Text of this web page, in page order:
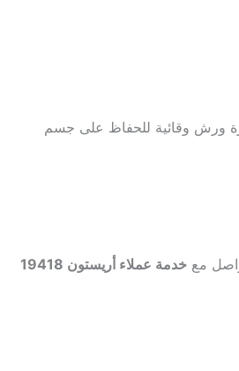
ورش وقائية للحفاظ على جسم
مع خدمة عملاء أريستون 19418